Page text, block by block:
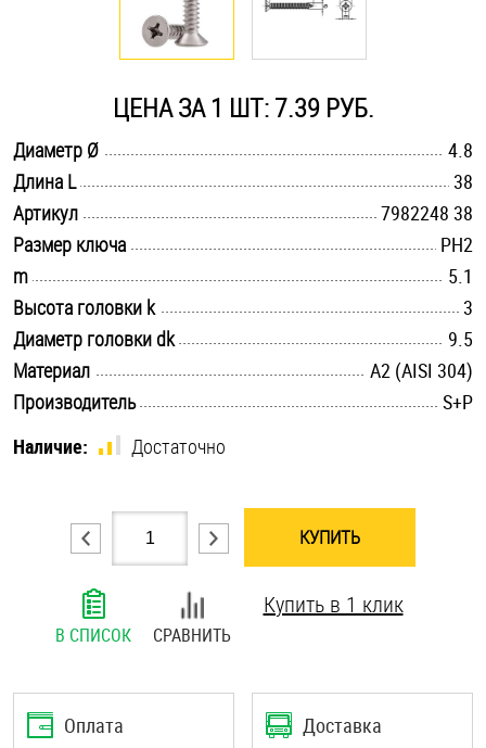
Саморезы и шурупы
Такелаж
Хомуты
Шайбы
Шпильки
Шплинты
Штифты и пальцы
ЦЕНА ЗА 1 ШТ: 7.39 РУБ.
Диаметр Ø
4.8
Длина L
38
Артикул
7982248 38
Размер ключа
PH2
m
5.1
Высота головки k
3
Диаметр головки dk
9.5
Материал
А2 (AISI 304)
Производитель
S+P
Наличие:
Достаточно
КУПИТЬ
В СПИСОК СРАВНИТЬ
Купить в 1 клик
Оплата Доставка